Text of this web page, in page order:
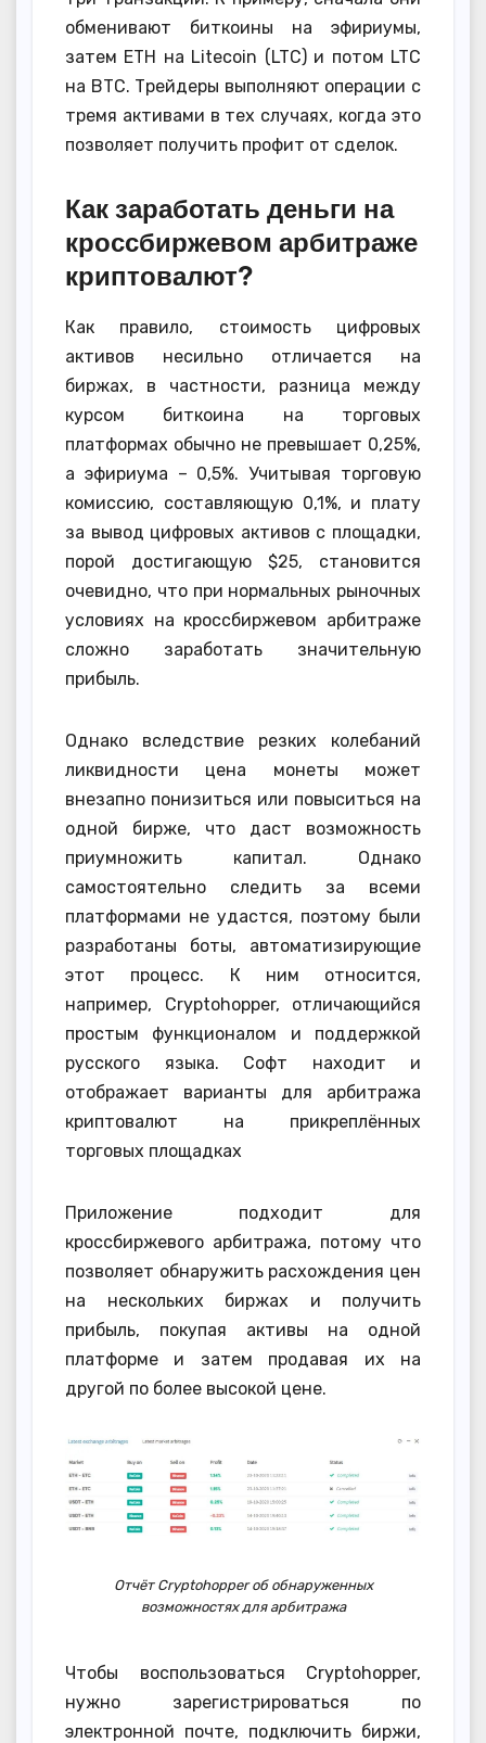
обменивают биткоины на эфириумы,
затем ETH на Litecoin (LTC) и потом LTC
на BTC. Трейдеры выполняют операции с
тремя активами в тех случаях, когда это
позволяет получить профит от сделок.
Как заработать деньги на
кроссбиржевом арбитраже
криптовалют?
Как правило, стоимость цифровых
активов несильно отличается на
биржах, в частности, разница между
курсом биткоина на торговых
платформах обычно не превышает 0,25%,
а эфириума – 0,5%. Учитывая торговую
комиссию, составляющую 0,1%, и плату
за вывод цифровых активов с площадки,
порой достигающую $25, становится
очевидно, что при нормальных рыночных
условиях на кроссбиржевом арбитраже
сложно заработать значительную
прибыль.
Однако вследствие резких колебаний
ликвидности цена монеты может
внезапно понизиться или повыситься на
одной бирже, что даст возможность
приумножить капитал. Однако
самостоятельно следить за всеми
платформами не удастся, поэтому были
разработаны боты, автоматизирующие
этот процесс. К ним относится,
например, Cryptohopper, отличающийся
простым функционалом и поддержкой
русского языка. Софт находит и
отображает варианты для арбитража
криптовалют на прикреплённых
торговых площадках
Приложение подходит для
кроссбиржевого арбитража, потому что
позволяет обнаружить расхождения цен
на нескольких биржах и получить
прибыль, покупая активы на одной
платформе и затем продавая их на
другой по более высокой цене.
Отчёт Cryptohopper об обнаруженных
возможностях для арбитража
Чтобы воспользоваться Cryptohopper,
нужно зарегистрироваться по
электронной почте, подключить биржи,